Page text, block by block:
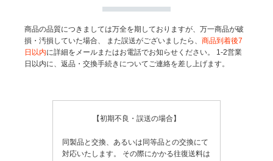
商品の品質につきましては万全を期しておりますが、万一商品が破
損・汚損していた場合、
また誤送がございましたら、商品到着後7
日以内に詳細をメールまたはお電話でお知らせください。
1-2営業
日以内に、返品・交換手続きについてご連絡を差し上げます。
【初期不良・誤送の場合】
同製品と交換、あるいは同等品との交換にて
対応いたします。
その際にかかる往復送料は